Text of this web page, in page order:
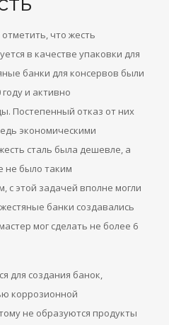
что жесть
в качестве упаковки для
банки для консервов были
и активно
Постепенный отказ от них
экономическими
сталь была дешевле, а
не было таким
с этой задачей вполне могли
банки создавались
мог сделать не более 6
для создания банок,
коррозионной
не образуются продукты